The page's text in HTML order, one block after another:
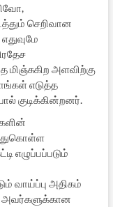
செறிவான
அளவிற்கு
எடுத்த
குடிக்கின்றனர்.
எழுப்பப்படும்
வாய்ப்பு அதிகம்
அவர்களுக்கான